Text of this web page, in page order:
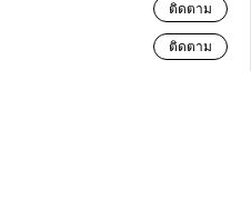
ติดตาม
ติดตาม